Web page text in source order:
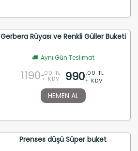
Gerbera Rüyası ve Renkli Güller Buketi
Aynı Gün Teslimat
1190 ,00 TL
+ KDV 990,00 TL
+ KDV
HEMEN AL
Prenses düşü Süper buket